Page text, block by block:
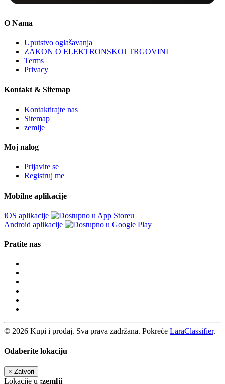
O Nama
Uputstvo oglašavanja
ZAKON O ELEKTRONSKOJ TRGOVINI
Terms
Privacy
Kontakt & Sitemap
Kontaktirajte nas
Sitemap
zemlje
Moj nalog
Prijavite se
Registruj me
Mobilne aplikacije
iOS aplikacije
Android aplikacije
Pratite nas
© 2026 Kupi i prodaj. Sva prava zadržana. Pokreće LaraClassifier.
Odaberite lokaciju
× Zatvori
Lokacije u :zemlji